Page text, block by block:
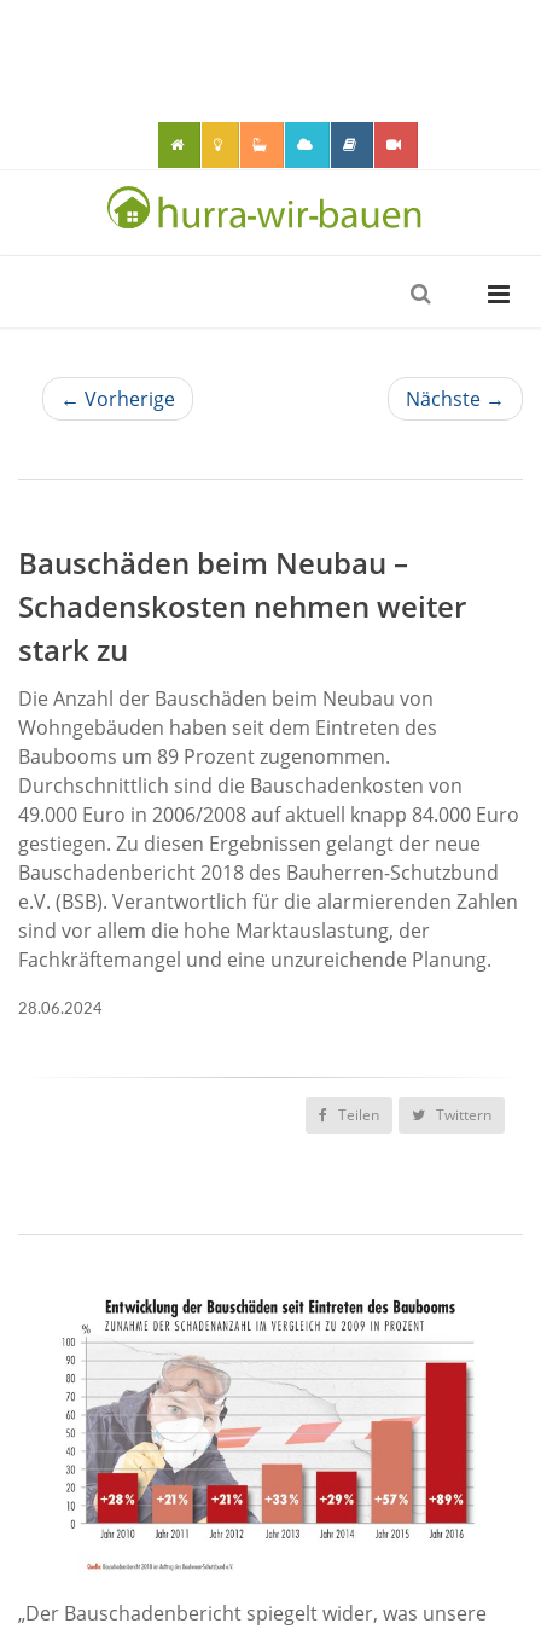
← Vorherige Nächste →
Bauschäden beim Neubau –
Schadenskosten nehmen weiter
stark zu
Die Anzahl der Bauschäden beim Neubau von
Wohngebäuden haben seit dem Eintreten des
Baubooms um 89 Prozent zugenommen.
Durchschnittlich sind die Bauschadenkosten von
49.000 Euro in 2006/2008 auf aktuell knapp 84.000 Euro
gestiegen. Zu diesen Ergebnissen gelangt der neue
Bauschadenbericht 2018 des Bauherren-Schutzbund
e.V. (BSB). Verantwortlich für die alarmierenden Zahlen
sind vor allem die hohe Marktauslastung, der
Fachkräftemangel und eine unzureichende Planung.
28.06.2024
Teilen Twittern
„Der Bauschadenbericht spiegelt wider, was unsere